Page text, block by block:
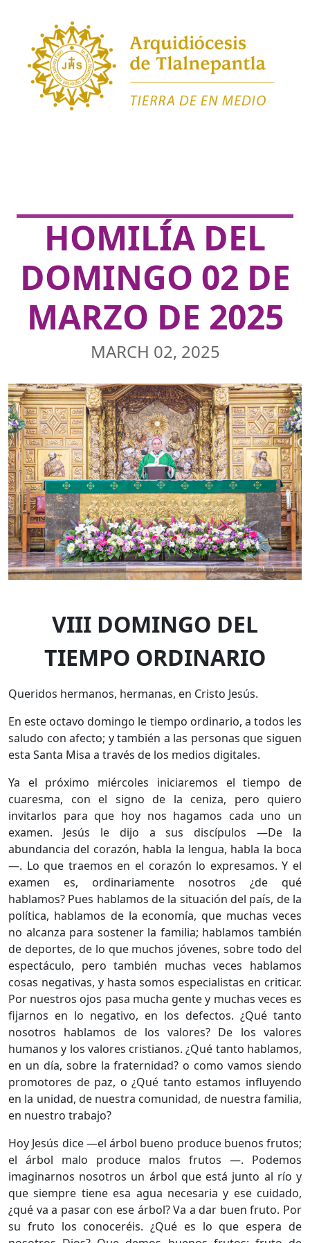
HOMILÍA DEL
DOMINGO 02 DE
MARZO DE 2025
MARCH 02, 2025
VIII DOMINGO DEL
TIEMPO ORDINARIO
Queridos hermanos, hermanas, en Cristo Jesús.
En este octavo domingo le tiempo ordinario, a todos les
saludo con afecto; y también a las personas que siguen
esta Santa Misa a través de los medios digitales.
Ya el próximo miércoles iniciaremos el tiempo de
cuaresma, con el signo de la ceniza, pero quiero
invitarlos para que hoy nos hagamos cada uno un
examen. Jesús le dijo a sus discípulos —De la
abundancia del corazón, habla la lengua, habla la boca
—. Lo que traemos en el corazón lo expresamos. Y el
examen es, ordinariamente nosotros ¿de qué
hablamos? Pues hablamos de la situación del país, de la
política, hablamos de la economía, que muchas veces
no alcanza para sostener la familia; hablamos también
de deportes, de lo que muchos jóvenes, sobre todo del
espectáculo, pero también muchas veces hablamos
cosas negativas, y hasta somos especialistas en criticar.
Por nuestros ojos pasa mucha gente y muchas veces es
fijarnos en lo negativo, en los defectos. ¿Qué tanto
nosotros hablamos de los valores? De los valores
humanos y los valores cristianos. ¿Qué tanto hablamos,
en un día, sobre la fraternidad? o como vamos siendo
promotores de paz, o ¿Qué tanto estamos influyendo
en la unidad, de nuestra comunidad, de nuestra familia,
en nuestro trabajo?
Hoy Jesús dice —el árbol bueno produce buenos frutos;
el árbol malo produce malos frutos —. Podemos
imaginarnos nosotros un árbol que está junto al río y
que siempre tiene esa agua necesaria y ese cuidado,
¿qué va a pasar con ese árbol? Va a dar buen fruto. Por
su fruto los conoceréis. ¿Qué es lo que espera de